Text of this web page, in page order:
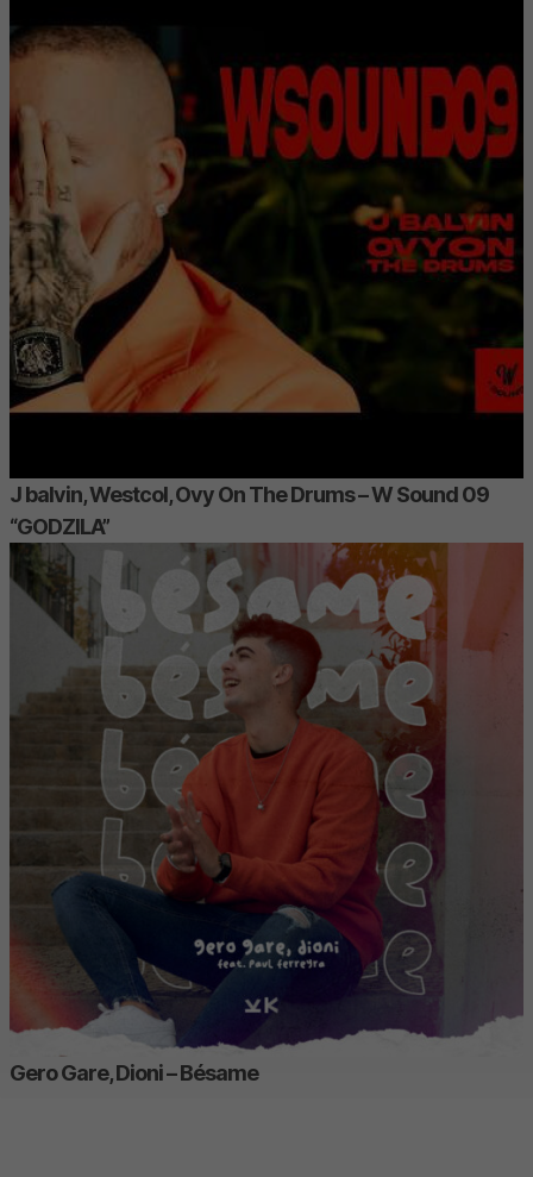
J balvin, Westcol, Ovy On The Drums – W Sound 09
“GODZILA”
Gero Gare, Dioni – Bésame